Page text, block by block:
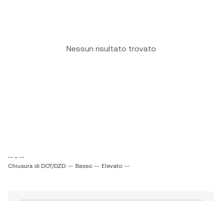
Nessun risultato trovato
-- ~ --
Chiusura di DOT/DZD: -- Basso: -- Elevato: --